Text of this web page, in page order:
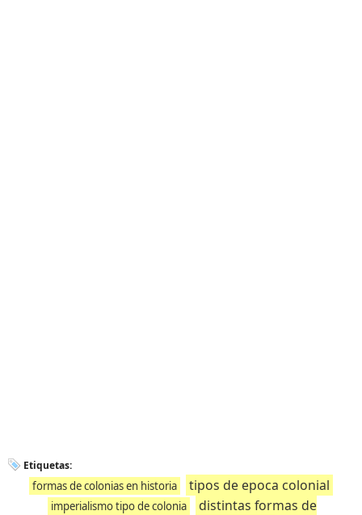
Etiquetas:
formas de colonias en historia tipos de epoca colonial
imperialismo tipo de colonia
distintas formas de